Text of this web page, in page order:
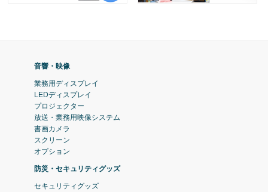
音響・映像
業務用ディスプレイ
LEDディスプレイ
プロジェクター
放送・業務用映像システム
書画カメラ
スクリーン
オプション
防災・セキュリティグッズ
セキュリティグッズ